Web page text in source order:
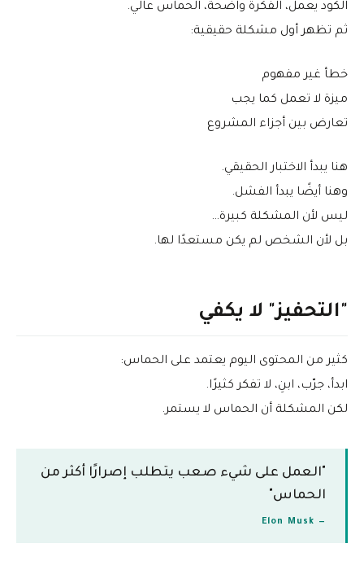
الكود يعمل، الفكرة واضحة، الحماس عالي.
ثم تظهر أول مشكلة حقيقية:
خطأ غير مفهوم
ميزة لا تعمل كما يجب
تعارض بين أجزاء المشروع
هنا يبدأ الاختبار الحقيقي.
وهنا أيضًا يبدأ الفشل.
ليس لأن المشكلة كبيرة…
بل لأن الشخص لم يكن مستعدًا لها.
"التحفيز" لا يكفي
كثير من المحتوى اليوم يعتمد على الحماس:
ابدأ، جرّب، ابنِ، لا تفكر كثيرًا.
لكن المشكلة أن الحماس لا يستمر.
"العمل على شيء صعب يتطلب إصرارًا أكثر من
الحماس"
— Elon Musk